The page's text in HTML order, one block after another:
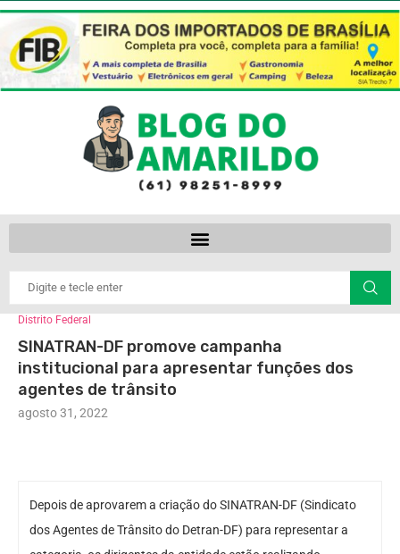
Distrito Federal
SINATRAN-DF promove campanha
institucional para apresentar funções dos
agentes de trânsito
agosto 31, 2022
Depois de aprovarem a criação do SINATRAN-DF (Sindicato
dos Agentes de Trânsito do Detran-DF) para representar a